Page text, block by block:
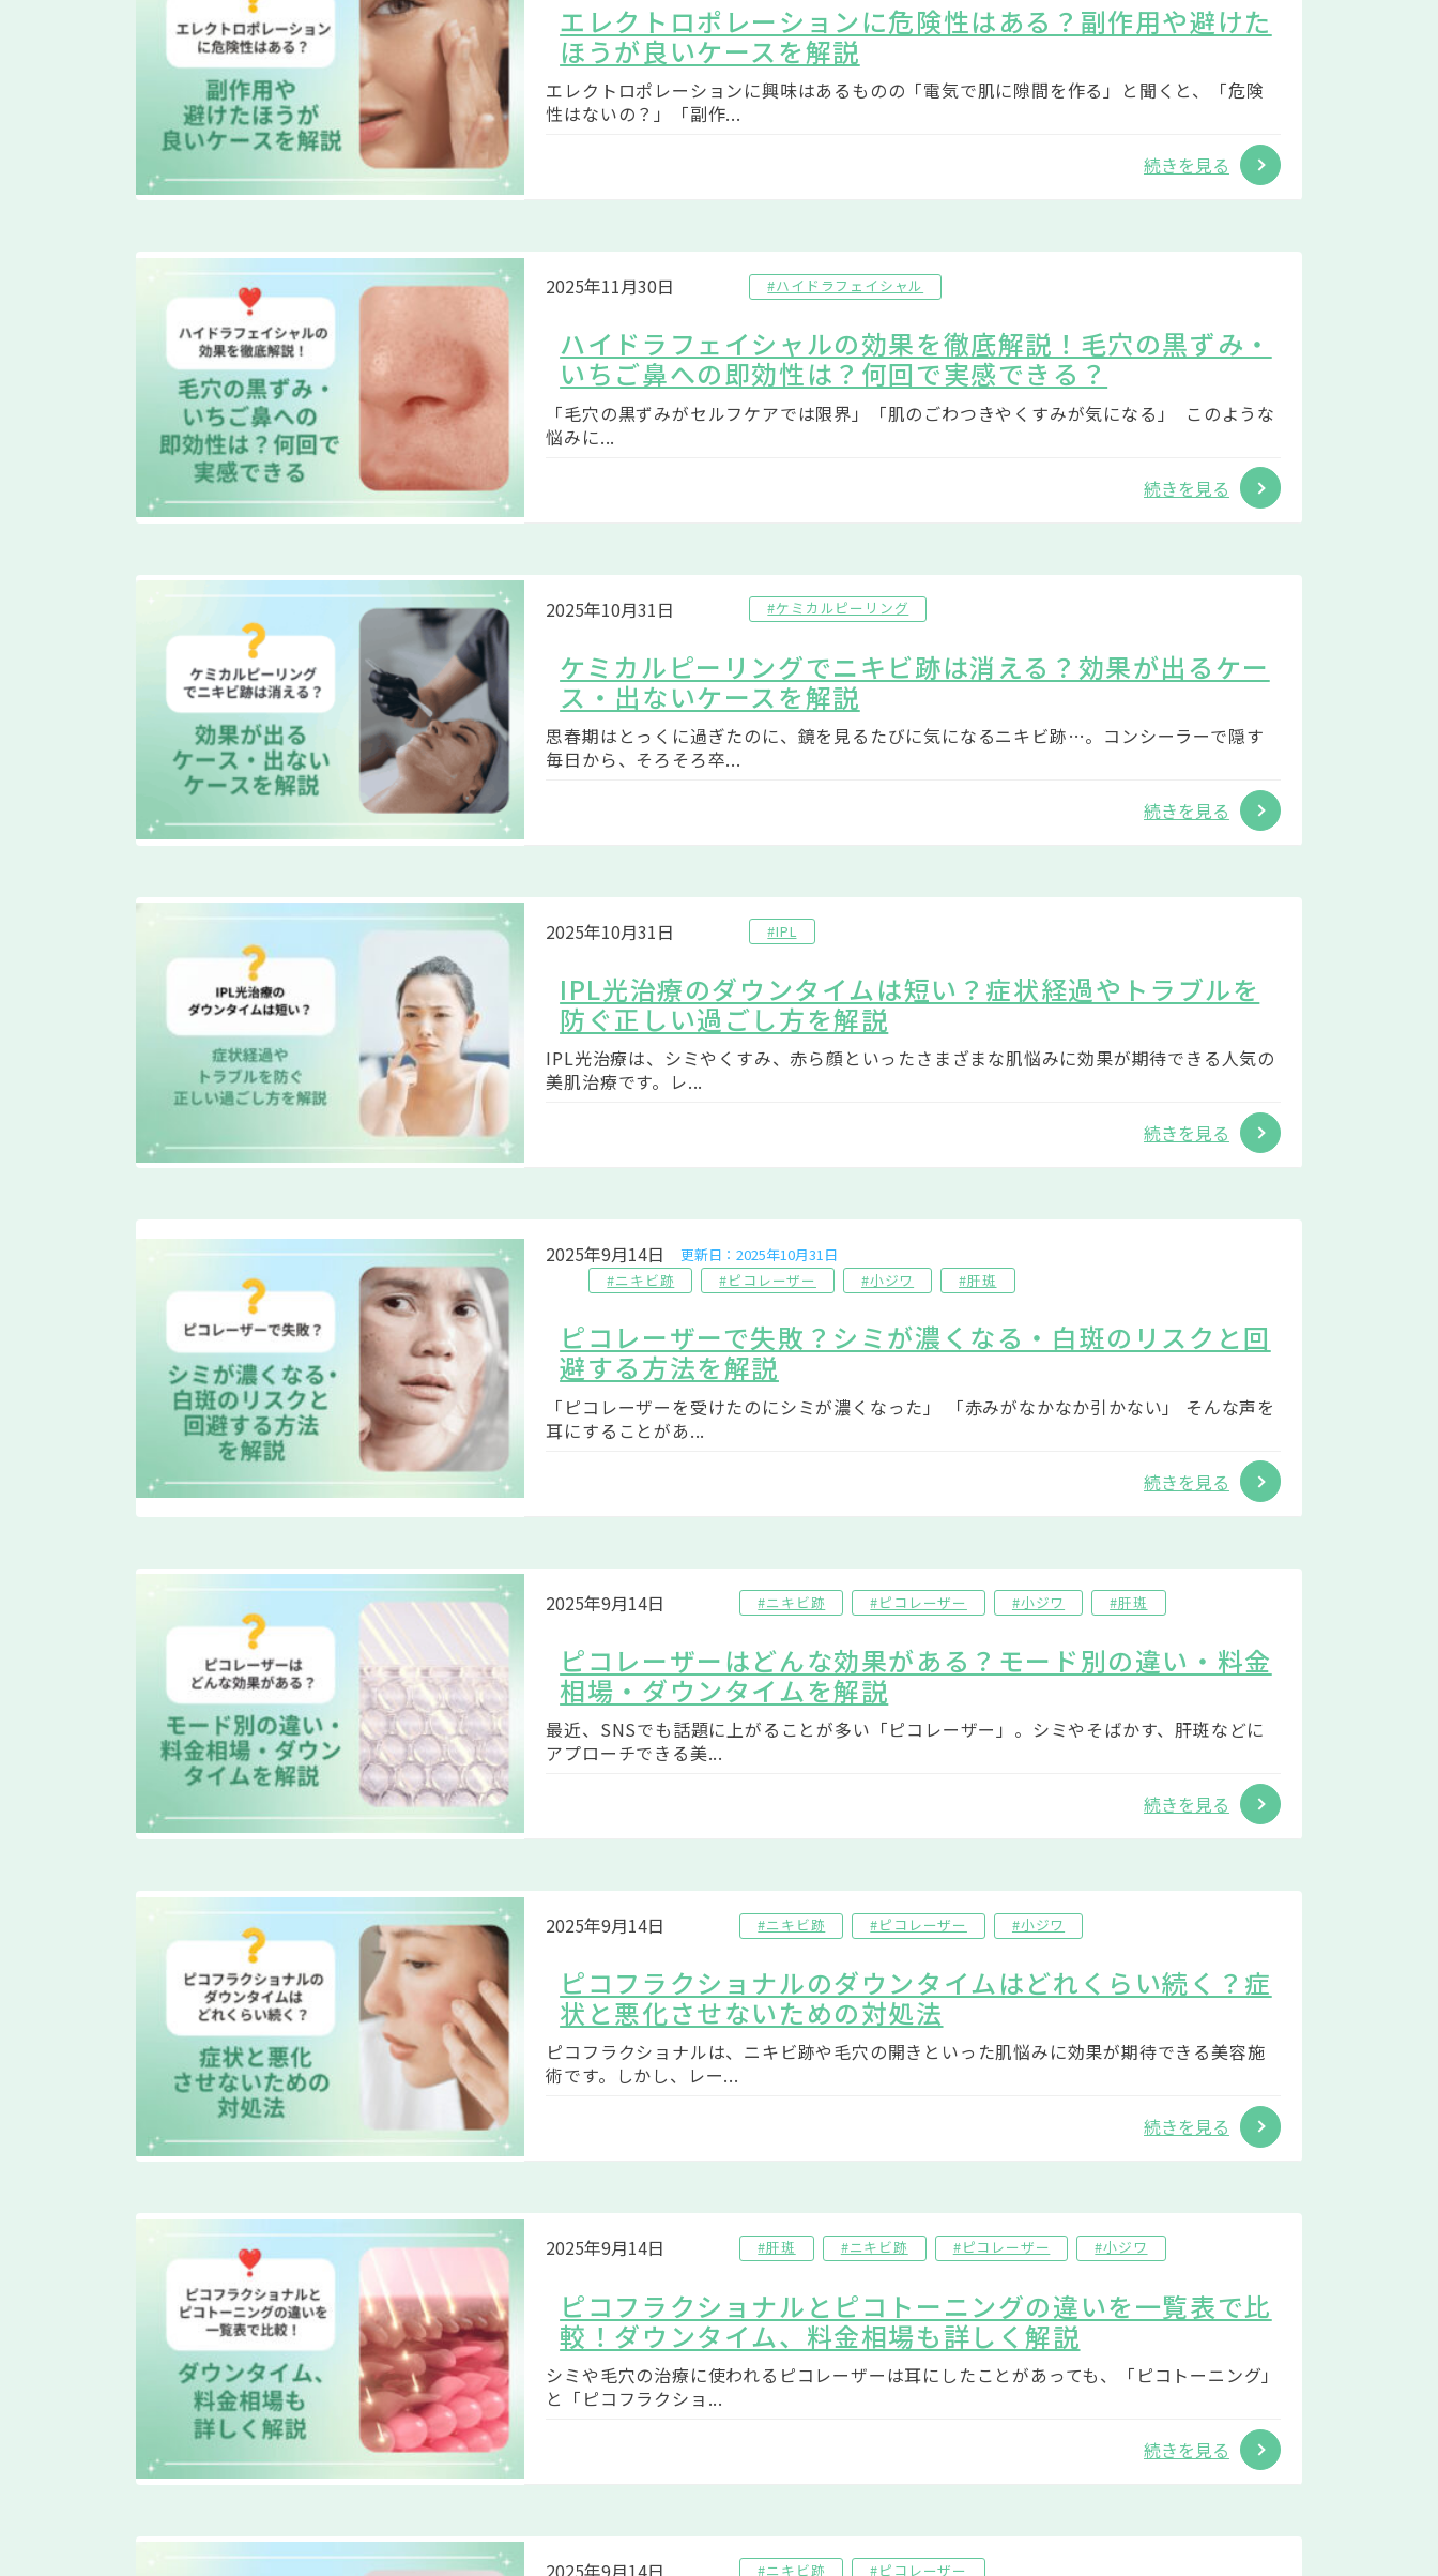
エレクトロポレーションに危険性はある？副作用や避けた
ほうが良いケースを解説
エレクトロポレーションに興味はあるものの「電気で肌に隙間を作る」と聞くと、「危険
性はないの？」「副作...
続きを見る
2025年11月30日 #ハイドラフェイシャル
ハイドラフェイシャルの効果を徹底解説！毛穴の黒ずみ・
いちご鼻への即効性は？何回で実感できる？
「毛穴の黒ずみがセルフケアでは限界」「肌のごわつきやくすみが気になる」 このような
悩みに...
続きを見る
2025年10月31日 #ケミカルピーリング
ケミカルピーリングでニキビ跡は消える？効果が出るケー
ス・出ないケースを解説
思春期はとっくに過ぎたのに、鏡を見るたびに気になるニキビ跡…。コンシーラーで隠す
毎日から、そろそろ卒...
続きを見る
2025年10月31日 #IPL
IPL光治療のダウンタイムは短い？症状経過やトラブルを
防ぐ正しい過ごし方を解説
IPL光治療は、シミやくすみ、赤ら顔といったさまざまな肌悩みに効果が期待できる人気の
美肌治療です。レ...
続きを見る
2025年9月14日
更新日：2025年10月31日
#ニキビ跡
#ピコレーザー #小ジワ #肝斑
ピコレーザーで失敗？シミが濃くなる・白斑のリスクと回
避する方法を解説
「ピコレーザーを受けたのにシミが濃くなった」 「赤みがなかなか引かない」 そんな声を
耳にすることがあ...
続きを見る
2025年9月14日 #ニキビ跡 #ピコレーザー #小ジワ #肝斑
ピコレーザーはどんな効果がある？モード別の違い・料金
相場・ダウンタイムを解説
最近、SNSでも話題に上がることが多い「ピコレーザー」。シミやそばかす、肝斑などに
アプローチできる美...
続きを見る
2025年9月14日 #ニキビ跡 #ピコレーザー #小ジワ
ピコフラクショナルのダウンタイムはどれくらい続く？症
状と悪化させないための対処法
ピコフラクショナルは、ニキビ跡や毛穴の開きといった肌悩みに効果が期待できる美容施
術です。しかし、レー...
続きを見る
2025年9月14日 #肝斑 #ニキビ跡 #ピコレーザー #小ジワ
ピコフラクショナルとピコトーニングの違いを一覧表で比
較！ダウンタイム、料金相場も詳しく解説
シミや毛穴の治療に使われるピコレーザーは耳にしたことがあっても、「ピコトーニング」
と「ピコフラクショ...
続きを見る
2025年9月14日 #ニキビ跡 #ピコレーザー